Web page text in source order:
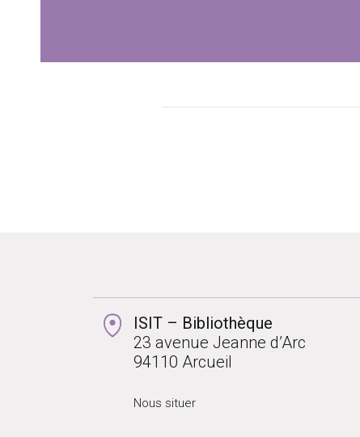
ISIT – Bibliothèque
23 avenue Jeanne d’Arc
94110 Arcueil
Nous situer